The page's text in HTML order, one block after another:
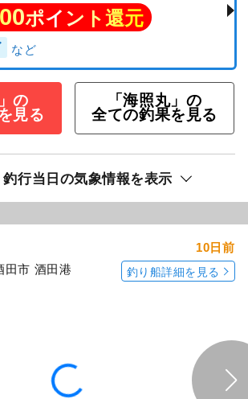
ポイント還元
の
見る
「海照丸」の
全ての釣果を見る
釣行当日の気象情報を表示
田市 酒田港
10日前
釣り船詳細を見る